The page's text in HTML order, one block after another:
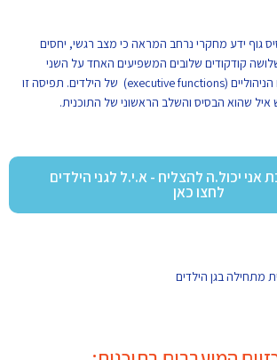
גוף ידע מחקרי נרחב המראה כי מצב רגשי, יחסים
קודקודים שלובים המשפיעים האחד על השני
ומושפעים מהתפקודים הניהוליים (executive functions) של הילדים. תפיסה זו
איל שהוא הבסיס והשלב הראשוני של התוכנית.
יכול.ה להצליח - א.י.ל לגני הילדים
לחצו כאן
מתחילה בגן הילדים